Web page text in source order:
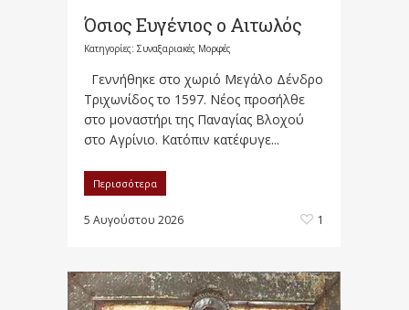
Όσιος Ευγένιος ο Αιτωλός
Κατηγορίες: Συναξαριακές Μορφές
Γεννήθηκε στο χωριό Μεγάλο Δένδρο
Τριχωνίδος το 1597. Νέος προσήλθε
στο μοναστήρι της Παναγίας Βλοχού
στο Αγρίνιο. Κατόπιν κατέφυγε...
Περισσότερα
5 Αυγούστου 2026 1